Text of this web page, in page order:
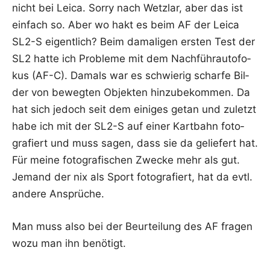
nicht bei Lei­ca. Sor­ry nach Wetz­lar, aber das ist
ein­fach so. Aber wo hakt es beim AF der Lei­ca
SL2-S eigent­lich? Beim dama­li­gen ers­ten Test der
SL2 hat­te ich Pro­ble­me mit dem Nach­führ­au­to­fo­
kus (AF-C). Damals war es schwie­rig schar­fe Bil­
der von beweg­ten Objek­ten hin­zu­be­kom­men. Da
hat sich jedoch seit dem eini­ges getan und zuletzt
habe ich mit der SL2-S auf einer Kart­bahn foto­
gra­fiert und muss sagen, dass sie da gelie­fert hat.
Für mei­ne foto­gra­fi­schen Zwe­cke mehr als gut.
Jemand der nix als Sport foto­gra­fiert, hat da evtl.
ande­re Ansprüche.
Man muss also bei der Beur­tei­lung des AF fra­gen
wozu man ihn benötigt.